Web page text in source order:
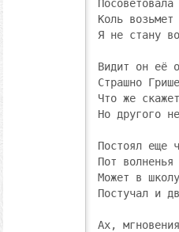
Коль
Я не стану
Видит он её
Страшно
Что же
Но другого
Постоял еще
Пот
Может в
Постучал и
Ах,